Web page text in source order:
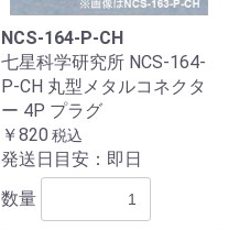
NCS-164-P-CH
七星科学研究所 NCS-164-
P-CH 丸型メタルコネクタ
ー 4P プラグ
￥820 税込
発送日目安：即日
数量